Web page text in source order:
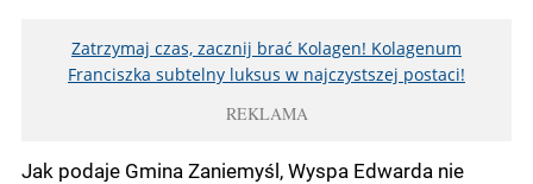
Zatrzymaj czas, zacznij brać Kolagen! Kolagenum
Franciszka subtelny luksus w najczystszej postaci!
REKLAMA
Jak podaje Gmina Zaniemyśl, Wyspa Edwarda nie